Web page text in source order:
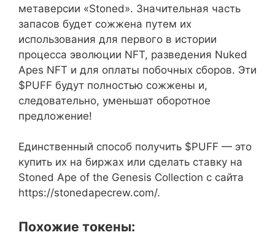
метаверсии «Stoned». Значительная часть
запасов будет сожжена путем их
использования для первого в истории
процесса эволюции NFT, разведения Nuked
Apes NFT и для оплаты побочных сборов. Эти
$PUFF будут полностью сожжены и,
следовательно, уменьшат оборотное
предложение!
Единственный способ получить $PUFF — это
купить их на биржах или сделать ставку на
Stoned Ape of the Genesis Collection с сайта
https://stonedapecrew.com/.
Похожие токены: